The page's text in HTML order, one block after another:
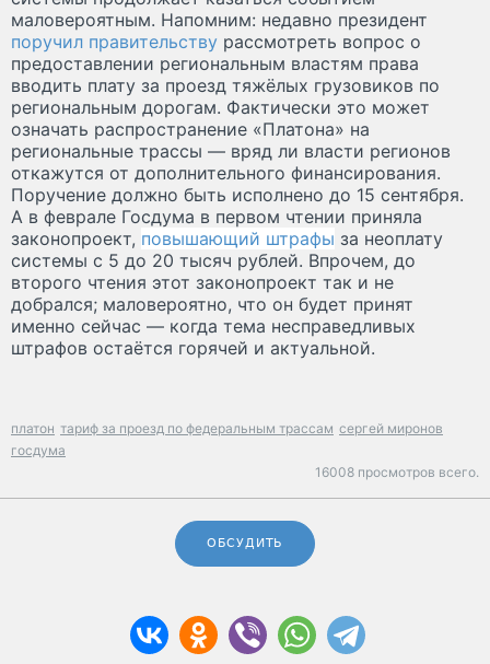
маловероятным. Напомним: недавно президент
поручил правительству рассмотреть вопрос о
предоставлении региональным властям права
вводить плату за проезд тяжёлых грузовиков по
региональным дорогам. Фактически это может
означать распространение «Платона» на
региональные трассы — вряд ли власти регионов
откажутся от дополнительного финансирования.
Поручение должно быть исполнено до 15 сентября.
А в феврале Госдума в первом чтении приняла
законопроект, повышающий штрафы за неоплату
системы с 5 до 20 тысяч рублей. Впрочем, до
второго чтения этот законопроект так и не
добрался; маловероятно, что он будет принят
именно сейчас — когда тема несправедливых
штрафов остаётся горячей и актуальной.
платон тариф за проезд по федеральным трассам сергей миронов
госдума
16008 просмотров всего.
ОБСУДИТЬ